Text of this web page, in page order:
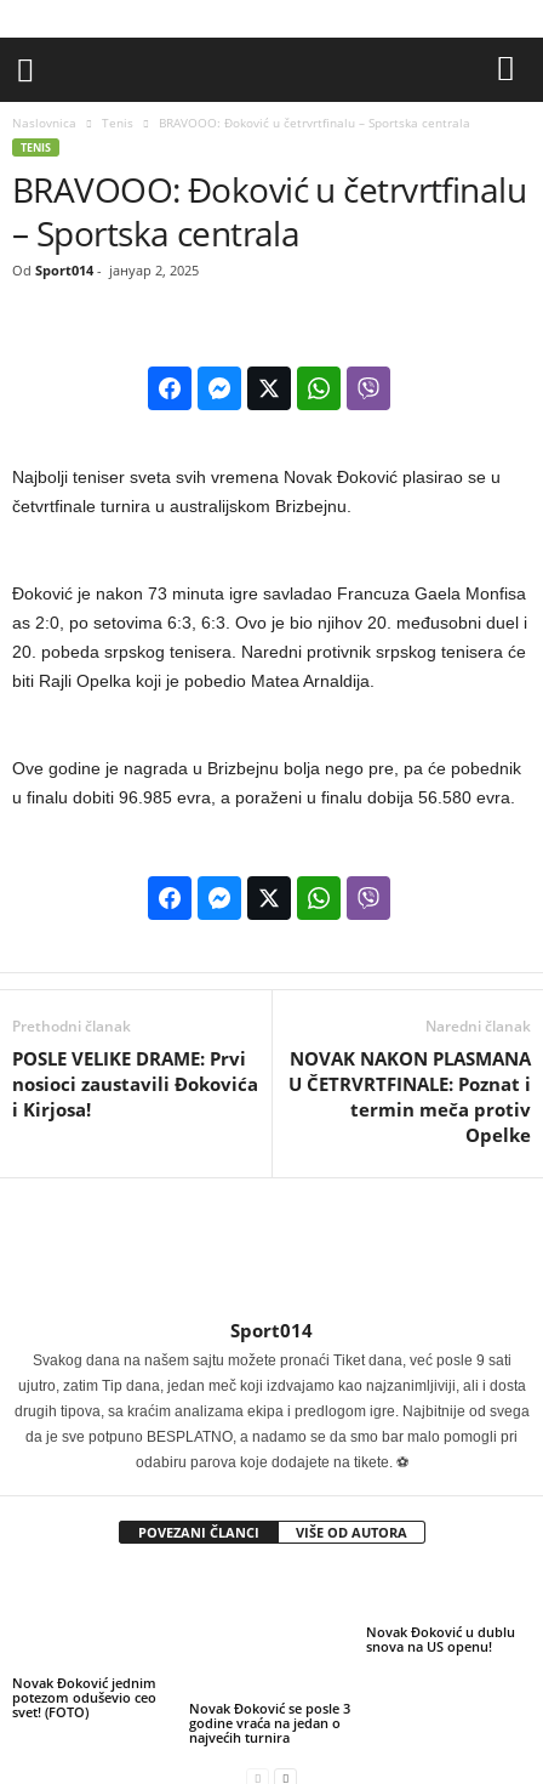
Naslovnica Tenis BRAVOOO: Đoković u četrvrtfinalu – Sportska centrala
TENIS
BRAVOOO: Đoković u četrvrtfinalu
– Sportska centrala
Od Sport014- јануар 2, 2025
Najbolji teniser sveta svih vremena Novak Đoković plasirao se u
četvrtfinale turnira u australijskom Brizbejnu.
Đoković je nakon 73 minuta igre savladao Francuza Gaela Monfisa
as 2:0, po setovima 6:3, 6:3. Ovo je bio njihov 20. međusobni duel i
20. pobeda srpskog tenisera. Naredni protivnik srpskog tenisera će
biti Rajli Opelka koji je pobedio Matea Arnaldija.
Ove godine je nagrada u Brizbejnu bolja nego pre, pa će pobednik
u finalu dobiti 96.985 evra, a poraženi u finalu dobija 56.580 evra.
Prethodni članak
POSLE VELIKE DRAME: Prvi
nosioci zaustavili Đokovića
i Kirjosa!
Naredni članak
NOVAK NAKON PLASMANA
U ČETRVRTFINALE: Poznat i
termin meča protiv
Opelke
Sport014
Svakog dana na našem sajtu možete pronaći Tiket dana, već posle 9 sati
ujutro, zatim Tip dana, jedan meč koji izdvajamo kao najzanimljiviji, ali i dosta
drugih tipova, sa kraćim analizama ekipa i predlogom igre. Najbitnije od svega
da je sve potpuno BESPLATNO, a nadamo se da smo bar malo pomogli pri
odabiru parova koje dodajete na tikete. ⚽
POVEZANI ČLANCI VIŠE OD AUTORA
Novak Đoković jednim
potezom oduševio ceo
svet! (FOTO)
Novak Đoković se posle 3
godine vraća na jedan o
najvećih turnira
Novak Đoković u dublu
snova na US openu!